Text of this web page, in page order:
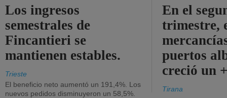
Los ingresos
semestrales de
Fincantieri se
mantienen estables.
Trieste
El beneficio neto aumentó un 191,4%. Los
nuevos pedidos disminuyeron un 58,5%.
En el
trimestre,
puertos
creció un
Tirana